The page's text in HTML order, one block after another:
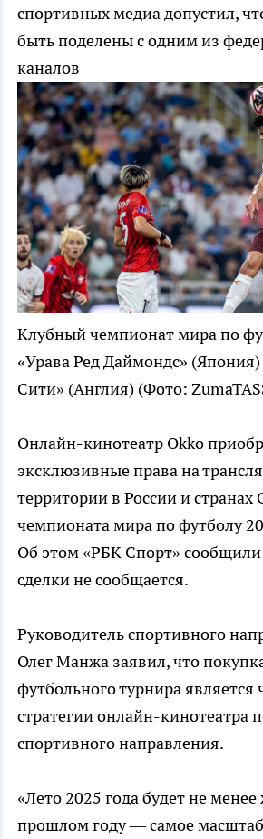
спортивных медиа допустил,
быть поделены с одним из
каналов
Клубный чемпионат мира по
«Урава Ред Даймондс»
Сити» (Англия) (Фото:
Онлайн-кинотеатр Okko
эксклюзивные права на
территории в России и странах
чемпионата мира по футболу
Об этом «РБК Спорт»
сделки не сообщается.
Руководитель спортивного
Олег Манжа заявил, что
футбольного турнира является
стратегии онлайн-кинотеатра
спортивного направления.
«Лето 2025 года будет не
прошлом году — самое